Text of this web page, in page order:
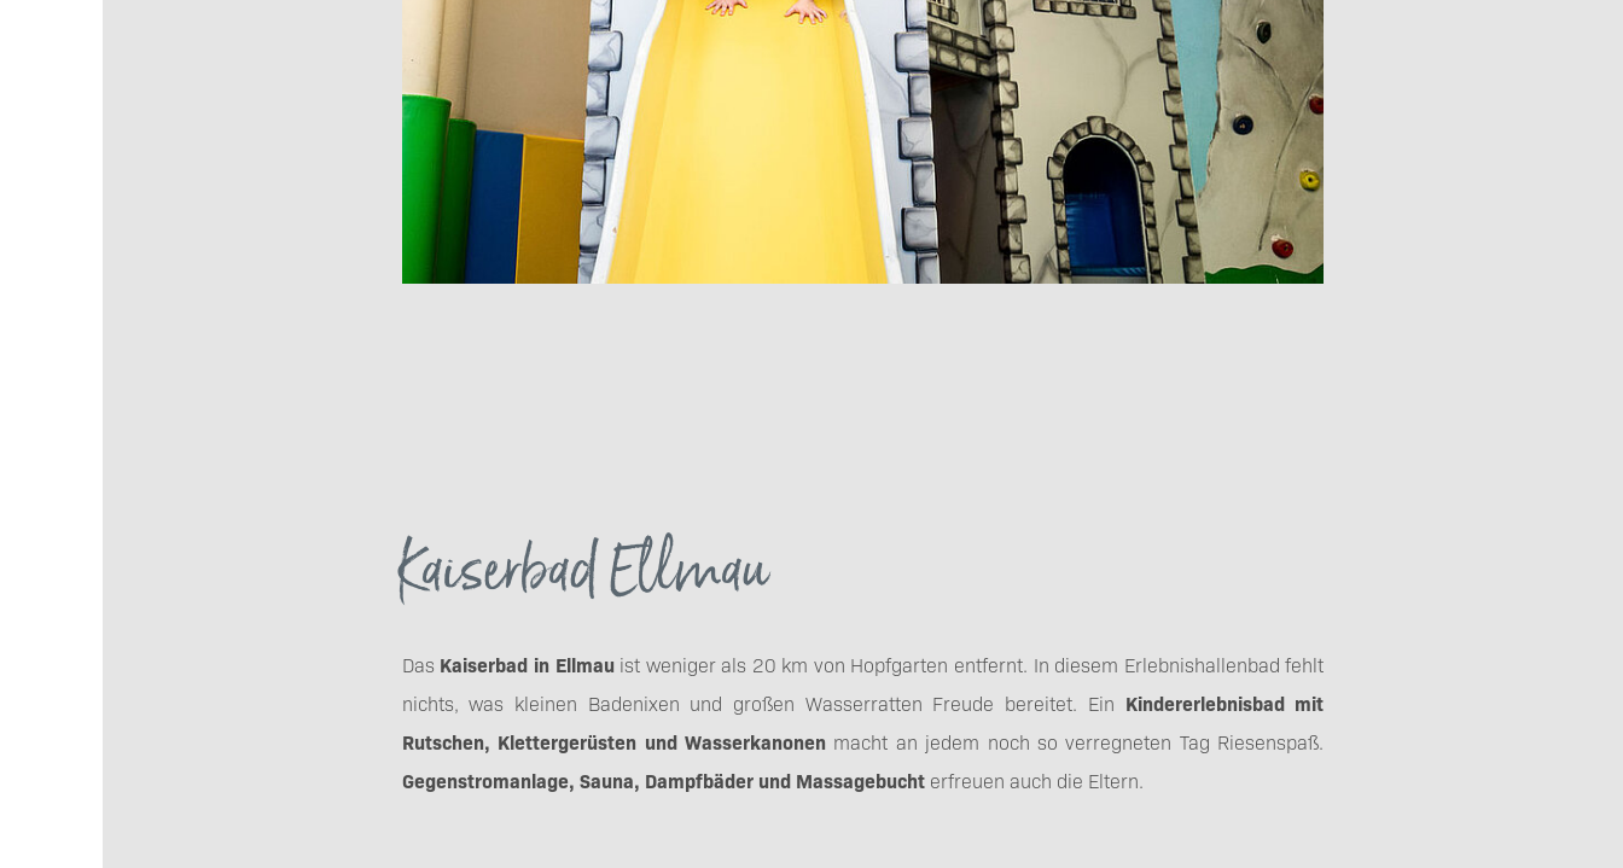
Kaiserbad Ellmau
Das Kaiserbad in Ellmauist weniger als 20 km von Hopfgarten entfernt. In diesem Erlebnishallenbad fehlt
nichts, was kleinen Badenixen und großen Wasserratten Freude bereitet. Ein Kindererlebnisbad mit
Rutschen, Klettergerüsten und Wasserkanonen macht an jedem noch so verregneten Tag Riesenspaß.
Gegenstromanlage, Sauna, Dampfbäder und Massagebuchterfreuen auch die Eltern.